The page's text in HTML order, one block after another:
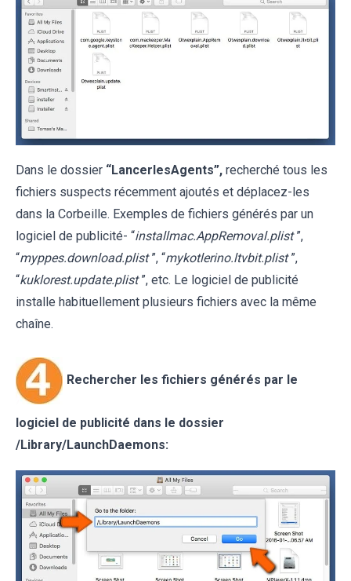
Dans le dossier “LancerlesAgents”, recherché tous les
fichiers suspects récemment ajoutés et déplacez-les
dans la Corbeille. Exemples de fichiers générés par un
logiciel de publicité- “installmac.AppRemoval.plist ”,
“myppes.download.plist ”, “mykotlerino.ltvbit.plist ”,
“kuklorest.update.plist ”, etc. Le logiciel de publicité
installe habituellement plusieurs fichiers avec la même
chaîne.
Rechercher les fichiers générés par le
logiciel de publicité dans le dossier
/Library/LaunchDaemons: